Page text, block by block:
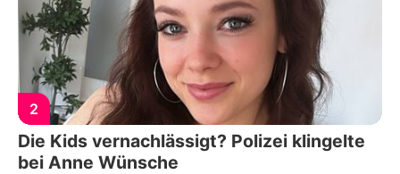
2
Die Kids vernachlässigt? Polizei klingelte
bei Anne Wünsche